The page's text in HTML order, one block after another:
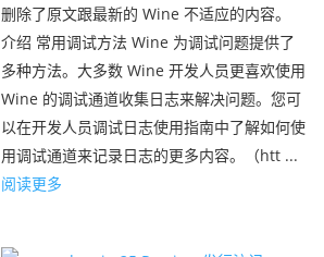
删除了原文跟最新的 Wine 不适应的内容。
介绍 常用调试方法 Wine 为调试问题提供了
多种方法。大多数 Wine 开发人员更喜欢使用
Wine 的调试通道收集日志来解决问题。您可
以在开发人员调试日志使用指南中了解如何使
用调试通道来记录日志的更多内容。（htt ...
阅读更多